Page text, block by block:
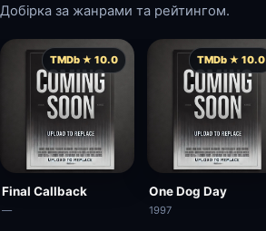
Добірка за жанрами та рейтингом.
TMDb ★ 10.0
Final Callback
—
TMDb ★ 10.0
One Dog Day
1997